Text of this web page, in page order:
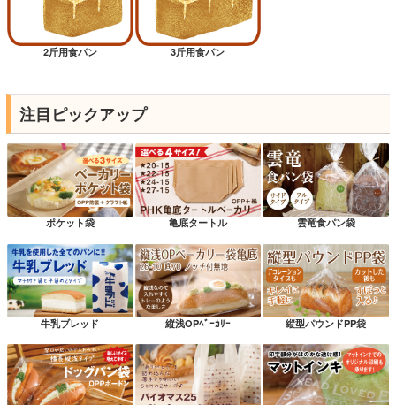
2斤用食パン 3斤用食パン
注目ピックアップ
ポケット袋 亀底タートル 雲竜食パン袋
牛乳ブレッド 縦浅OPﾍﾞｰｶﾘｰ 縦型パウンドPP袋